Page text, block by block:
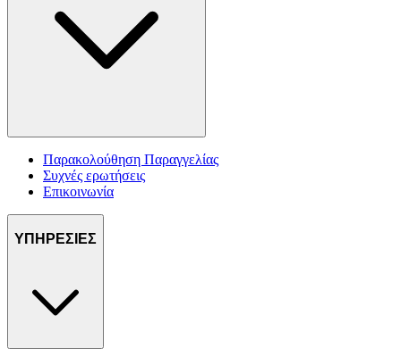
Παρακολούθηση Παραγγελίας
Συχνές ερωτήσεις
Επικοινωνία
ΥΠΗΡΕΣΙΕΣ